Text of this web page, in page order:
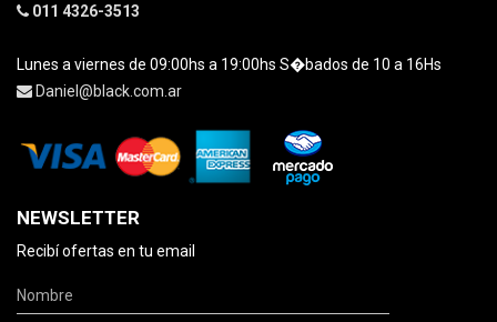
011 4326-3513
Lunes a viernes de 09:00hs a 19:00hs S�bados de 10 a 16Hs
Daniel@black.com.ar
NEWSLETTER
Recibí ofertas en tu email